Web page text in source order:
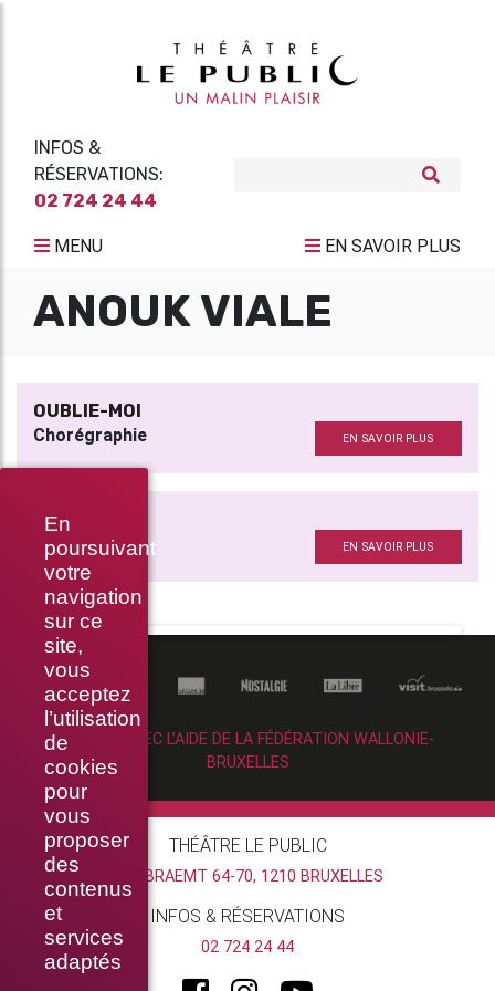
En
poursuivant
votre
navigation
sur ce
site,
vous
acceptez
l’utilisation
de
cookies
pour
vous
proposer
des
contenus
et
services
adaptés
INFOS &
RÉSERVATIONS:
02 724 24 44
MENU EN SAVOIR PLUS
ANOUK VIALE
OUBLIE-MOI
Chorégraphie EN SAVOIR PLUS
OUBLIE-MOI
Chorégraphie EN SAVOIR PLUS
RÉALISÉ AVEC L’AIDE DE LA FÉDÉRATION WALLONIE-
BRUXELLES
THÉÂTRE LE PUBLIC
RUE BRAEMT 64-70, 1210 BRUXELLES
INFOS & RÉSERVATIONS
02 724 24 44